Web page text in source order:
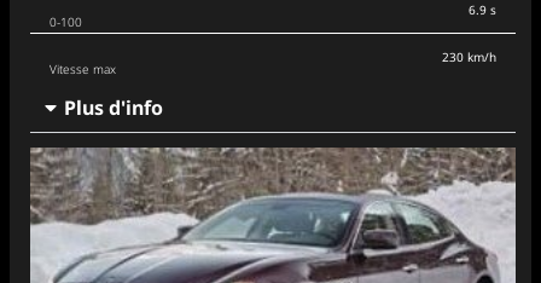
0-100
Vitesse max
6.9 s
230 km/h
Plus d'info